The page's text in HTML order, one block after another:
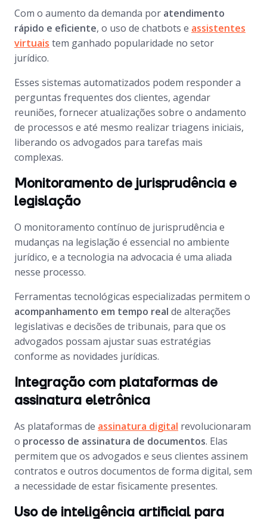
Com o aumento da demanda por atendimento
rápido e eficiente, o uso de chatbots e assistentes
virtuais tem ganhado popularidade no setor
jurídico.
Esses sistemas automatizados podem responder a
perguntas frequentes dos clientes, agendar
reuniões, fornecer atualizações sobre o andamento
de processos e até mesmo realizar triagens iniciais,
liberando os advogados para tarefas mais
complexas.
Monitoramento de jurisprudência e
legislação
O monitoramento contínuo de jurisprudência e
mudanças na legislação é essencial no ambiente
jurídico, e a tecnologia na advocacia é uma aliada
nesse processo.
Ferramentas tecnológicas especializadas permitem o
acompanhamento em tempo real de alterações
legislativas e decisões de tribunais, para que os
advogados possam ajustar suas estratégias
conforme as novidades jurídicas.
Integração com plataformas de
assinatura eletrônica
As plataformas de assinatura digital revolucionaram
o processo de assinatura de documentos. Elas
permitem que os advogados e seus clientes assinem
contratos e outros documentos de forma digital, sem
a necessidade de estar fisicamente presentes.
Uso de inteligência artificial para